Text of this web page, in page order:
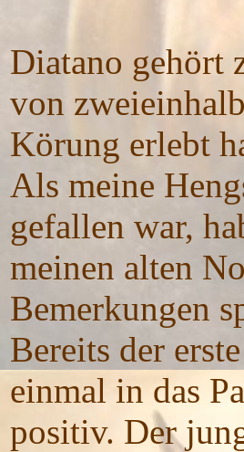
Diatano gehört
von
Körung erlebt
Als meine
gefallen war,
meinen alten
Bemerkungen
Bereits der
einmal in das
positiv. Der